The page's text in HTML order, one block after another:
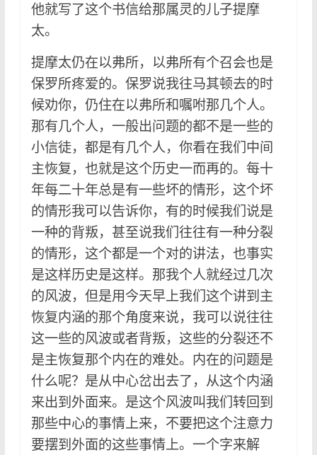
他就写了这个书信给那属灵的儿子提摩
太。
提摩太仍在以弗所，以弗所有个召会也是
保罗所疼爱的。保罗说我往马其顿去的时
候劝你，仍住在以弗所和嘱咐那几个人。
那有几个人，一般出问题的都不是一些的
小信徒，都是有几个人，你看在我们中间
主恢复，也就是这个历史一而再的。每十
年每二十年总是有一些坏的情形，这个坏
的情形我可以告诉你，有的时候我们说是
一种的背叛，甚至说我们往往有一种分裂
的情形，这个都是一个对的讲法，也事实
是这样历史是这样。那我个人就经过几次
的风波，但是用今天早上我们这个讲到主
恢复内涵的那个角度来说，我可以说往往
这一些的风波或者背叛，这些的分裂还不
是主恢复那个内在的难处。内在的问题是
什么呢？是从中心岔出去了，从这个内涵
来出到外面来。是这个风波叫我们转回到
那些中心的事情上来，不要把这个注意力
要摆到外面的这些事情上。一个字来解